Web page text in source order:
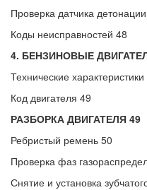
Проверка датчика
Коды неисправностей 48
4. БЕНЗИНОВЫЕ
Технические
Код двигателя 49
РАЗБОРКА ДВИГАТЕЛЯ 49
Ребристый ремень 50
Проверка фаз
Снятие и установка